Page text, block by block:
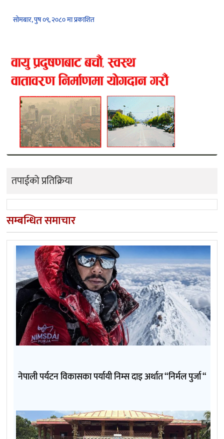
सोमबार, पुष ०९, २०८० मा प्रकाशित
तपाईको प्रतिक्रिया
सम्बन्धित समाचार
नेपाली पर्यटन विकासका पर्यायी निम्स दाइ अर्थात “निर्मल पुर्जा “